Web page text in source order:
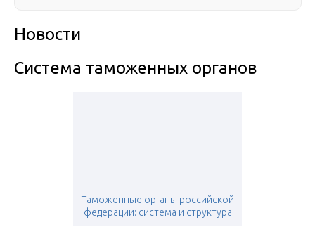
Новости
Система таможенных органов
Таможенные органы российской
федерации: система и структура